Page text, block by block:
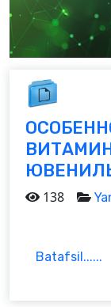
138
Batafsil......